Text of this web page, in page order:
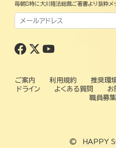
毎朝8時に大川隆法総裁ご著書より抜粋メ
ご案内 利用規約 推奨環
ドライン
よくある質問 お
職員募集
© HAPPY